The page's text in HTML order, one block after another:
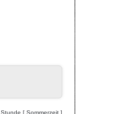
[ Sommerzeit ]